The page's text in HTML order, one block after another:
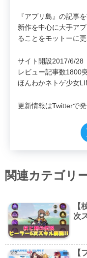
『アプリ島』の記事
新作を中心に大手ア
ることをモットーに更
サイト開設2017/6/28
レビュー記事数1800
ほんわかネトゲ少女
更新情報はTwitterで
関連カテゴリ
【
次
【